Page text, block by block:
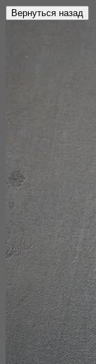
Вернуться назад